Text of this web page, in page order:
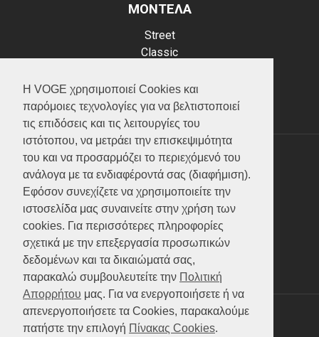
Η VOGE χρησιμοποιεί Cookies και
παρόμοιες τεχνολογίες για να βελτιστοποιεί
τις επιδόσεις και τις λειτουργίες του
ιστότοπου, να μετράει την επισκεψιμότητα
του και να προσαρμόζει το περιεχόμενό του
ανάλογα με τα ενδιαφέροντά σας (διαφήμιση).
Εφόσον συνεχίζετε να χρησιμοποιείτε την
ιστοσελίδα μας συναινείτε στην χρήση των
cookies. Για περισσότερες πληροφορίες
σχετικά με την επεξεργασία προσωπικών
δεδομένων και τα δικαιώματά σας,
παρακαλώ συμβουλευτείτε την Πολιτική
Απορρήτου μας. Για να ενεργοποιήσετε ή να
απενεργοποιήσετε τα Cookies, παρακαλούμε
πατήστε την επιλογή Πίνακας Cookies.
ΜΟΝΤΕΛΑ
Street
Classic
Scooter
ATV (Loncin)
ΥΠΗΡΕΣΙΕΣ
Test ride
Επικοινωνία
Service
Κατάλογος
FAQ
SOCIAL MEDIA